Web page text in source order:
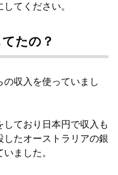
てください。
たの？
収入を使っていまし
ており日本円で収入も
したオーストラリアの銀
ました。